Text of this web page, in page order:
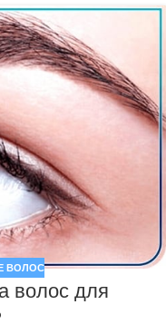
ВОЛОС
волос для